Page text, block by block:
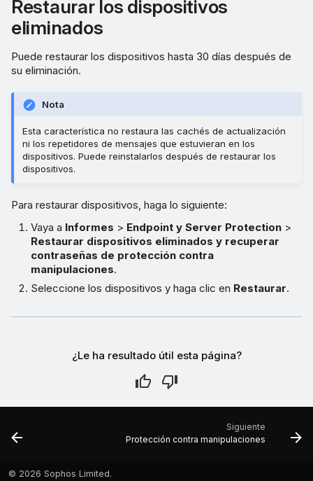
Restaurar los dispositivos
eliminados
Puede restaurar los dispositivos hasta 30 días después de
su eliminación.
Nota
Esta característica no restaura las cachés de actualización
ni los repetidores de mensajes que estuvieran en los
dispositivos. Puede reinstalarlos después de restaurar los
dispositivos.
Para restaurar dispositivos, haga lo siguiente:
Vaya a Informes > Endpoint y Server Protection >
Restaurar dispositivos eliminados y recuperar
contraseñas de protección contra
manipulaciones.
Seleccione los dispositivos y haga clic en Restaurar.
¿Le ha resultado útil esta página?
Siguiente
Protección contra manipulaciones
© 2026 Sophos Limited.